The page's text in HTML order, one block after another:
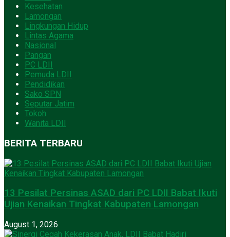
Kesehatan
Lamongan
Lingkungan Hidup
Lintas Agama
Nasional
Pangan
PC LDII
Pemuda LDII
Pendidikan
Sako SPN
Seputar Jatim
Tokoh
Wanita LDII
BERITA TERBARU
13 Pesilat Persinas ASAD dari PC LDII Babat Ikuti
Ujian Kenaikan Tingkat Kabupaten Lamongan
August 1, 2026